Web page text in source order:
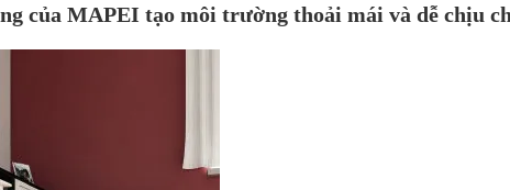
của MAPEI tạo môi trường thoải mái và dễ chịu